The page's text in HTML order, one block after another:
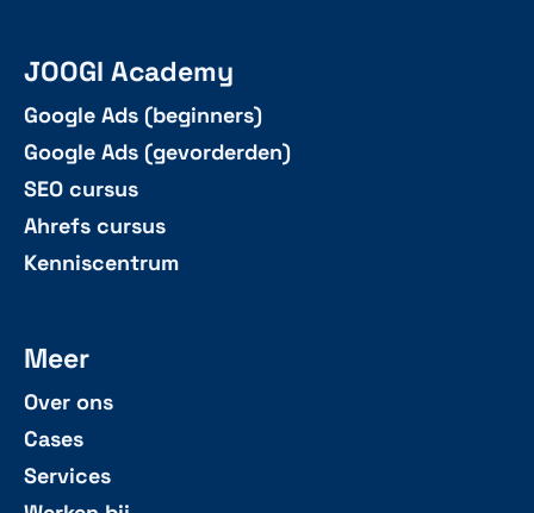
JOOGI Academy
Google Ads (beginners)
Google Ads (gevorderden)
SEO cursus
Ahrefs cursus
Kenniscentrum
Meer
Over ons
Cases
Services